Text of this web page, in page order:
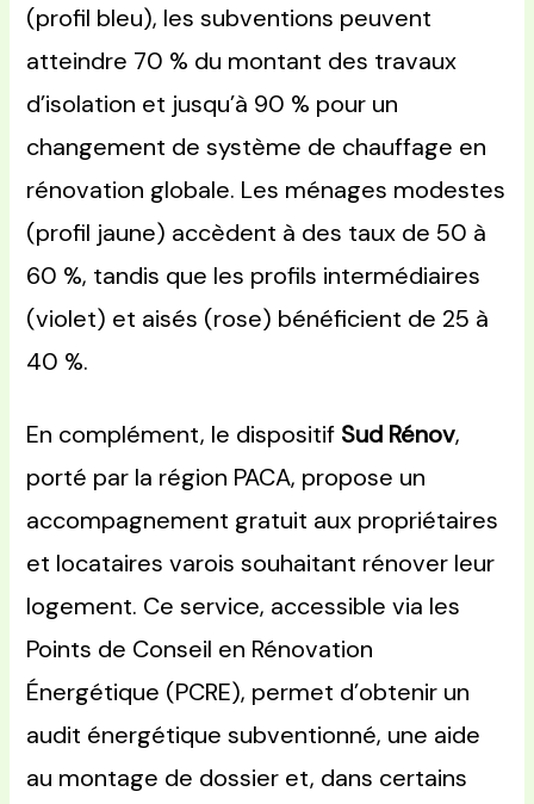
(profil bleu), les subventions peuvent
atteindre 70 % du montant des travaux
d’isolation et jusqu’à 90 % pour un
changement de système de chauffage en
rénovation globale. Les ménages modestes
(profil jaune) accèdent à des taux de 50 à
60 %, tandis que les profils intermédiaires
(violet) et aisés (rose) bénéficient de 25 à
40 %.
En complément, le dispositif Sud Rénov,
porté par la région PACA, propose un
accompagnement gratuit aux propriétaires
et locataires varois souhaitant rénover leur
logement. Ce service, accessible via les
Points de Conseil en Rénovation
Énergétique (PCRE), permet d’obtenir un
audit énergétique subventionné, une aide
au montage de dossier et, dans certains